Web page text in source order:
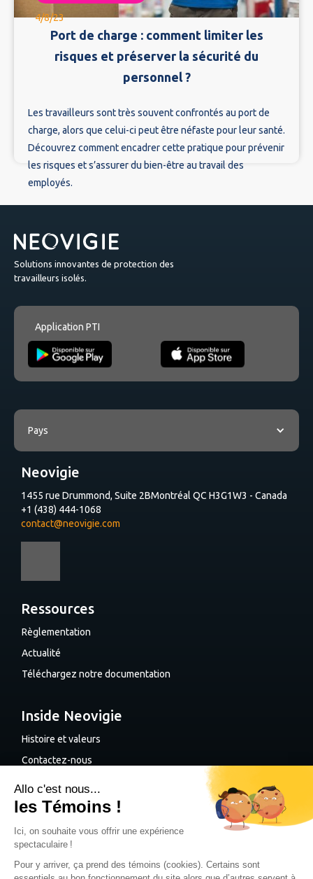
4/8/23
Port de charge : comment limiter les
risques et préserver la sécurité du
personnel ?
Les travailleurs sont très souvent confrontés au port de
charge, alors que celui-ci peut être néfaste pour leur santé.
Découvrez comment encadrer cette pratique pour prévenir
les risques et s’assurer du bien-être au travail des
employés.
Solutions innovantes de protection des
travailleurs isolés.
Application PTI
Pays
Neovigie
1455 rue Drummond, Suite 2BMontréal QC H3G1W3 - Canada
+1 (438) 444-1068
contact@neovigie.com
Ressources
Règlementation
Actualité
Téléchargez notre documentation
Inside Neovigie
Histoire et valeurs
Contactez-nous
Planifiez une démo